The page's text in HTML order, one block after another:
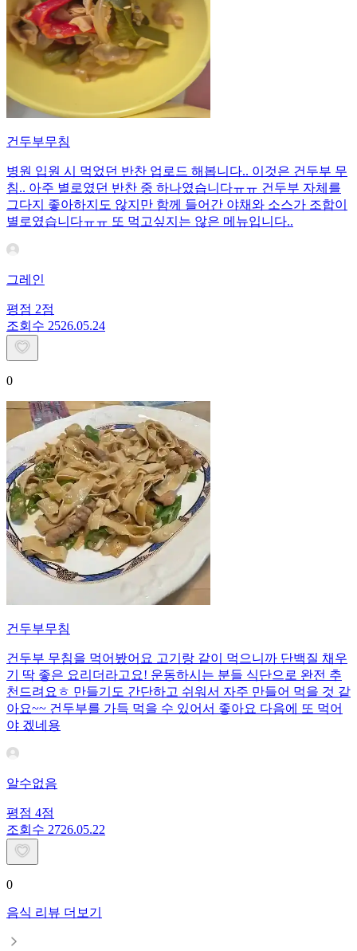
건두부무침
병원 입원 시 먹었던 반찬 업로드 해봅니다.. 이것은 건두부 무
침.. 아주 별로였던 반찬 중 하나였습니다ㅠㅠ 건두부 자체를
그다지 좋아하지도 않지만 함께 들어간 야채와 소스가 조합이
별로였습니다ㅠㅠ 또 먹고싶지는 않은 메뉴입니다..
그레인
평점 2점
조회수 2526.05.24
0
건두부무침
건두부 무침을 먹어봤어요 고기랑 같이 먹으니까 단백질 채우
기 딱 좋은 요리더라고요! 운동하시는 분들 식단으로 완전 추
천드려요ㅎ 만들기도 간단하고 쉬워서 자주 만들어 먹을 것 같
아요~~ 건두부를 가득 먹을 수 있어서 좋아요 다음에 또 먹어
야 겠네용
알수없음
평점 4점
조회수 2726.05.22
0
음식 리뷰 더보기